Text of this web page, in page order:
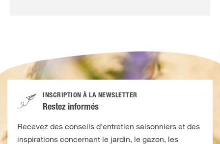
INSCRIPTION À LA NEWSLETTER
Restez informés
Recevez des conseils d’entretien saisonniers et des
inspirations concernant le jardin, le gazon, les